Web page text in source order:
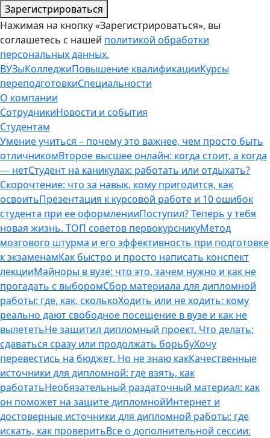
Зарегистрироваться
Нажимая на кнопку «Зарегистрироваться», вы
соглашетесь с нашей политикой обработки
персональных данных.
ВУЗыКолледжиПовышение квалификацииКурсы
переподготовкиСпециальности
О компании
СотрудникиНовости и события
Студентам
Умение учиться – почему это важнее, чем просто быть
отличникомВторое высшее онлайн: когда стоит, а когда
— нетСтудент на каникулах: работать или отдыхать?
Скорочтение: что за навык, кому пригодится, как
освоитьПрезентация к курсовой работе и 10 ошибок
студента при ее оформленииПоступил? Теперь у тебя
новая жизнь. ТОП советов первокурсникуМетод
мозгового штурма и его эффективность при подготовке
к экзаменамКак быстро и просто написать конспект
лекцииМайноры в вузе: что это, зачем нужно и как не
прогадать с выборомСбор материала для дипломной
работы: где, как, сколькоХодить или не ходить: кому
реально дают свободное посещение в вузе и как не
вылететьНе защитил дипломный проект. Что делать:
сдаваться сразу или продолжать борьбуХочу
перевестись на бюджет. Но не знаю какКачественные
источники для дипломной: где взять, как
работатьНеобязательный раздаточный материал: как
он поможет на защите дипломнойИнтернет и
достоверные источники для дипломной работы: где
искать, как проверитьВсе о дополнительной сессии: